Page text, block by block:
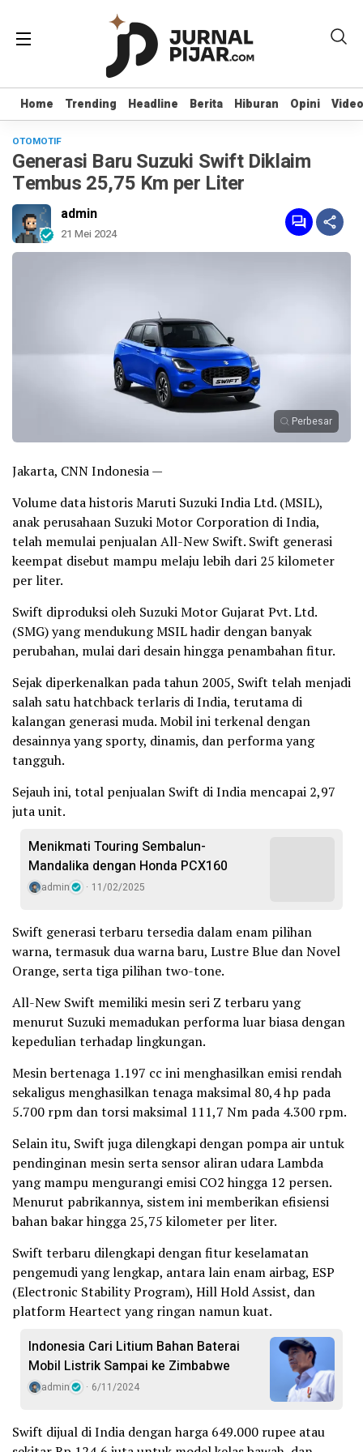
Home Trending Headline Berita Hiburan Opini Video
Home Trending Headline Berita Hiburan Opini Video
OTOMOTIF
Generasi Baru Suzuki Swift Diklaim
Tembus 25,75 Km per Liter
admin
21 Mei 2024
Perbesar
Jakarta, CNN Indonesia —
Volume data historis Maruti Suzuki India Ltd. (MSIL),
anak perusahaan Suzuki Motor Corporation di India,
telah memulai penjualan All-New Swift. Swift generasi
keempat disebut mampu melaju lebih dari 25 kilometer
per liter.
Swift diproduksi oleh Suzuki Motor Gujarat Pvt. Ltd.
(SMG) yang mendukung MSIL hadir dengan banyak
perubahan, mulai dari desain hingga penambahan fitur.
Sejak diperkenalkan pada tahun 2005, Swift telah menjadi
salah satu hatchback terlaris di India, terutama di
kalangan generasi muda. Mobil ini terkenal dengan
desainnya yang sporty, dinamis, dan performa yang
tangguh.
Sejauh ini, total penjualan Swift di India mencapai 2,97
juta unit.
Menikmati Touring Sembalun-
Mandalika dengan Honda PCX160
admin 11/02/2025
Swift generasi terbaru tersedia dalam enam pilihan
warna, termasuk dua warna baru, Lustre Blue dan Novel
Orange, serta tiga pilihan two-tone.
All-New Swift memiliki mesin seri Z terbaru yang
menurut Suzuki memadukan performa luar biasa dengan
kepedulian terhadap lingkungan.
Mesin bertenaga 1.197 cc ini menghasilkan emisi rendah
sekaligus menghasilkan tenaga maksimal 80,4 hp pada
5.700 rpm dan torsi maksimal 111,7 Nm pada 4.300 rpm.
Selain itu, Swift juga dilengkapi dengan pompa air untuk
pendinginan mesin serta sensor aliran udara Lambda
yang mampu mengurangi emisi CO2 hingga 12 persen.
Menurut pabrikannya, sistem ini memberikan efisiensi
bahan bakar hingga 25,75 kilometer per liter.
Swift terbaru dilengkapi dengan fitur keselamatan
pengemudi yang lengkap, antara lain enam airbag, ESP
(Electronic Stability Program), Hill Hold Assist, dan
platform Heartect yang ringan namun kuat.
Indonesia Cari Litium Bahan Baterai
Mobil Listrik Sampai ke Zimbabwe
admin 6/11/2024
Swift dijual di India dengan harga 649.000 rupee atau